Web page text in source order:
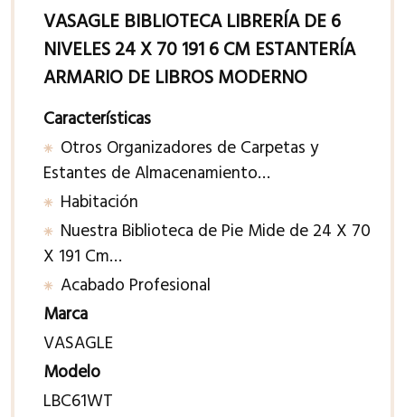
VASAGLE BIBLIOTECA LIBRERÍA DE 6
NIVELES 24 X 70 191 6 CM ESTANTERÍA
ARMARIO DE LIBROS MODERNO
Características
Otros Organizadores de Carpetas y
Estantes de Almacenamiento…
Habitación
Nuestra Biblioteca de Pie Mide de 24 X 70
X 191 Cm…
Acabado Profesional
Marca
VASAGLE
Modelo
LBC61WT